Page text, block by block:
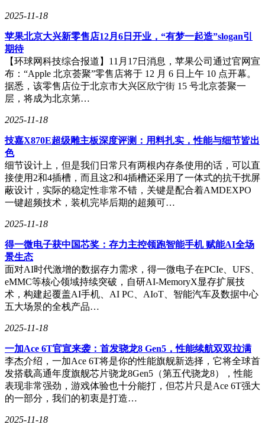
2025-11-18
苹果北京大兴新零售店12月6日开业，“有梦一起造”slogan引
期待
【环球网科技综合报道】11月17日消息，苹果公司通过官网宣
布：“Apple 北京荟聚”零售店将于 12 月 6 日上午 10 点开幕。
据悉，该零售店位于北京市大兴区欣宁街 15 号北京荟聚一
层，将成为北京第…
2025-11-18
技嘉X870E超级雕主板深度评测：用料扎实，性能与细节皆出
色
细节设计上，但是我们日常只有两根内存条使用的话，可以直
接使用2和4插槽，而且这2和4插槽还采用了一体式的抗干扰屏
蔽设计，实际的稳定性非常不错，关键是配合着AMDEXPO
一键超频技术，装机完毕后期的超频可…
2025-11-18
得一微电子获中国芯奖：存力主控领跑智能手机 赋能AI全场
景生态
面对AI时代激增的数据存力需求，得一微电子在PCIe、UFS、
eMMC等核心领域持续突破，自研AI-MemoryX显存扩展技
术，构建起覆盖AI手机、AI PC、AIoT、智能汽车及数据中心
五大场景的全栈产品…
2025-11-18
一加Ace 6T官宣来袭：首发骁龙8 Gen5，性能续航双双拉满
李杰介绍，一加Ace 6T将是你的性能旗舰新选择，它将全球首
发搭载高通年度旗舰芯片骁龙8Gen5（第五代骁龙8），性能
表现非常强劲，游戏体验也十分能打，但芯片只是Ace 6T强大
的一部分，我们的初衷是打造…
2025-11-18